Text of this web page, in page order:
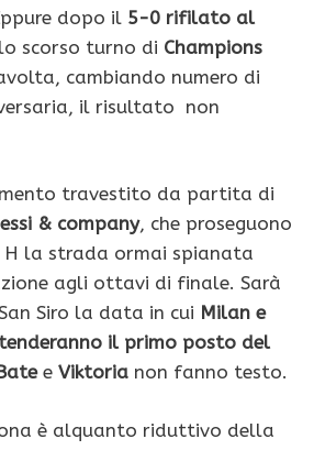
dopo il 5-0 rifilato al
scorso turno di Champions
cambiando numero di
il risultato non
travestito da partita di
& company, che proseguono
la strada ormai spianata
agli ottavi di finale. Sarà
Siro la data in cui Milan e
il primo posto del
e Viktoria non fanno testo.
è alquanto riduttivo della